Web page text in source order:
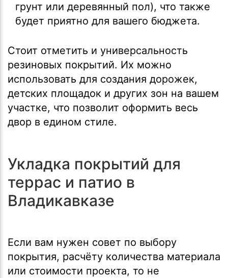
грунт или деревянный пол), что также
будет приятно для вашего бюджета.
Стоит отметить и универсальность
резиновых покрытий. Их можно
использовать для создания дорожек,
детских площадок и других зон на вашем
участке, что позволит оформить весь
двор в едином стиле.
Укладка покрытий для
террас и патио в
Владикавказе
Если вам нужен совет по выбору
покрытия, расчёту количества материала
или стоимости проекта, то не